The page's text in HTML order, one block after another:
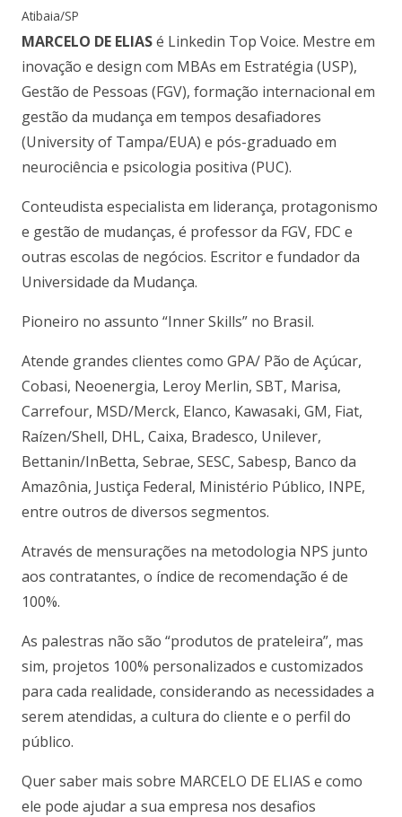
Atibaia/SP
MARCELO DE ELIASé Linkedin Top Voice. Mestre em
inovação e design com MBAs em Estratégia (USP),
Gestão de Pessoas (FGV), formação internacional em
gestão da mudança em tempos desafiadores
(University of Tampa/EUA) e pós-graduado em
neurociência e psicologia positiva (PUC).
Conteudista especialista em liderança, protagonismo
e gestão de mudanças, é professor da FGV, FDC e
outras escolas de negócios. Escritor e fundador da
Universidade da Mudança.
Pioneiro no assunto “Inner Skills” no Brasil.
Atende grandes clientes como GPA/ Pão de Açúcar,
Cobasi, Neoenergia, Leroy Merlin, SBT, Marisa,
Carrefour, MSD/Merck, Elanco, Kawasaki, GM, Fiat,
Raízen/Shell, DHL, Caixa, Bradesco, Unilever,
Bettanin/InBetta, Sebrae, SESC, Sabesp, Banco da
Amazônia, Justiça Federal, Ministério Público, INPE,
entre outros de diversos segmentos.
Através de mensurações na metodologia NPS junto
aos contratantes, o índice de recomendação é de
100%.
As palestras não são “produtos de prateleira”, mas
sim, projetos 100% personalizados e customizados
para cada realidade, considerando as necessidades a
serem atendidas, a cultura do cliente e o perfil do
público.
Quer saber mais sobre MARCELO DE ELIAS e como
ele pode ajudar a sua empresa nos desafios